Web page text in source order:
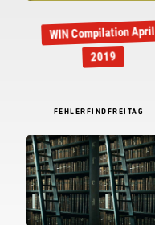
WIN Compilation April
2019
FEHLERFINDFREITAG